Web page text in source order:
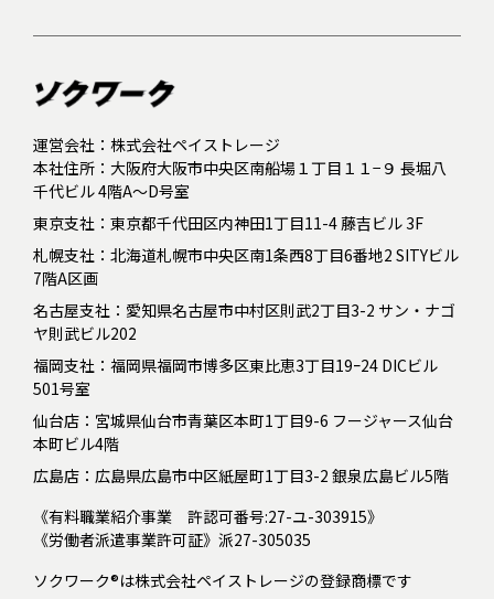
運営会社：株式会社ペイストレージ
本社住所：大阪府大阪市中央区南船場１丁目１１−９ 長堀八
千代ビル 4階A～D号室
東京支社：東京都千代田区内神田1丁目11-4 藤吉ビル 3F
札幌支社：北海道札幌市中央区南1条西8丁目6番地2 SITYビル
7階A区画
名古屋支社：愛知県名古屋市中村区則武2丁目3-2 サン・ナゴ
ヤ則武ビル202
福岡支社：福岡県福岡市博多区東比恵3丁目19ｰ24 DICビル
501号室
仙台店：宮城県仙台市青葉区本町1丁目9-6 フージャース仙台
本町ビル4階
広島店：広島県広島市中区紙屋町1丁目3-2 銀泉広島ビル5階
《有料職業紹介事業 許認可番号:27-ユ-303915》
《労働者派遣事業許可証》派27-305035
ソクワーク®は株式会社ペイストレージの登録商標です